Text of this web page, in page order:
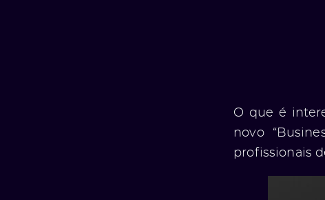
O que é
novo
profissionais